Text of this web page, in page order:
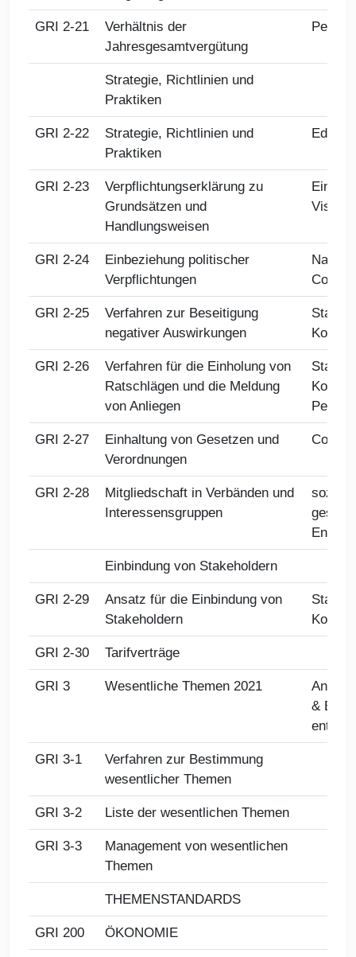
GRI 2-21
Verhältnis der
Jahresgesamtvergütung
Strategie, Richtlinien und
Praktiken
GRI 2-22
Strategie, Richtlinien und
Praktiken
GRI 2-23
Verpflichtungserklärung zu
Grundsätzen und
Handlungsweisen
Vision/
GRI 2-24
Einbeziehung politischer
Verpflichtungen
GRI 2-25
Verfahren zur Beseitigung
negativer Auswirkungen
GRI 2-26
Verfahren für die Einholung von
Ratschlägen und die Meldung
von Anliegen
GRI 2-27
Einhaltung von Gesetzen und
Verordnungen
GRI 2-28
Mitgliedschaft in Verbänden und
Interessensgruppen
Einbindung von Stakeholdern
GRI 2-29
Ansatz für die Einbindung von
Stakeholdern
GRI 2-30 Tarifverträge
GRI 3 Wesentliche Themen 2021
&
GRI 3-1
Verfahren zur Bestimmung
wesentlicher Themen
GRI 3-2 Liste der wesentlichen Themen
GRI 3-3
Management von wesentlichen
Themen
THEMENSTANDARDS
GRI 200 ÖKONOMIE